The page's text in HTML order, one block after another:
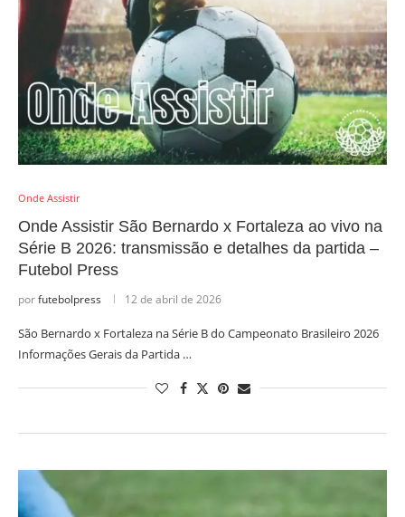
Onde Assistir
Onde Assistir São Bernardo x Fortaleza ao vivo na
Série B 2026: transmissão e detalhes da partida –
Futebol Press
porfutebolpress 12 de abril de 2026
São Bernardo x Fortaleza na Série B do Campeonato Brasileiro 2026
Informações Gerais da Partida …